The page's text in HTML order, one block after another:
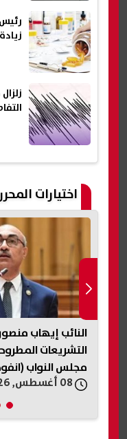
اختيارات
النائب إيهاب
التشريعات
مجلس النواب